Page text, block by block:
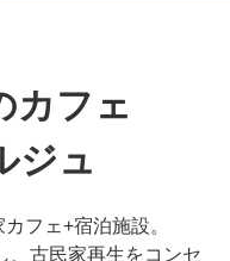
カフェ
ジュ
フェ+宿泊施設。
、古民家再生をコンセ